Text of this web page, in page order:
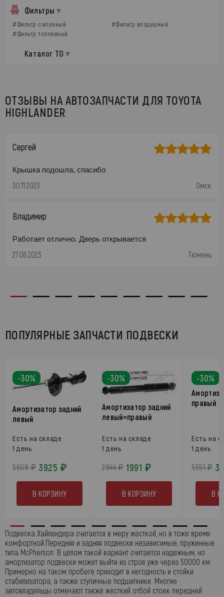
Фильтры
#Фильтр салонный
#Фильтр воздушный
#Фильтр топливный
Каталог ТО
ОТЗЫВЫ НА АВТОЗАПЧАСТИ ДЛЯ TOYOTA
HIGHLANDER
Сергей
Крышка подошла, спасибо
30.11.2023 Омск
Владимир
Работает отлично. Дверь открывается
27.06.2023 Тюмень
ПОПУЛЯРНЫЕ ЗАПЧАСТИ ПОДВЕСКИ
-30%
Амортизатор задний
левый
Есть на складе
1 день
5608 ₽ 3925 ₽
В КОРЗИНУ
-30%
Амортизатор задний
левый=правый
Есть на складе
1 день
2844 ₽ 1991 ₽
В КОРЗИНУ
-30%
правый
Есть на
1 день
5551 ₽
В
Подвеска Хайлендера считается в меру жесткой, но в тоже время
комфортной.Передняя и задняя подвески независимые, пружинные
типа McPherson. В целом такой вариант считается надежным, но
амортизатор подвески может выйти из строя уже через 50000 км.
Примерно на таком пробеге приходит в негодность и стойки
стабилизатора, а также ступичные подшипники. Многие
автовладельцы отмечают также жесткий отбой стоек передней